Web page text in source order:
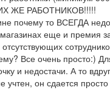
ЖЕ РАБОТНИКОВ!!!!!
почему то ВСЕГДА
еще и премия
Все очень просто:)
и недостачи. А то
учтен, он сдается